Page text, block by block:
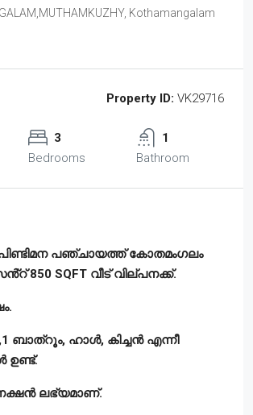
Kothamangalam
Property ID: VK29716
3
Bedrooms
1
Bathroom
പഞ്ചായത്ത് കോതമംഗലം
850 SQFT വീട് വില്പനക്ക്.
ബാത്റൂം, ഹാൾ, കിച്ചൻ എന്നീ
ഉണ്ട്.
ലഭ്യമാണ്.